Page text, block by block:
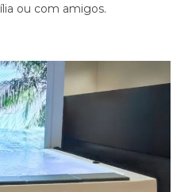
ou com amigos.